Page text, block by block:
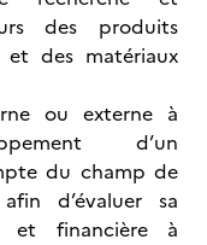
des produits
des matériaux
ou externe à
d’un
du champ de
d’évaluer sa
et financière à